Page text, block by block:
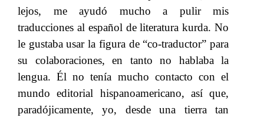
lejos, me ayudó mucho a pulir mis
traducciones al español de literatura kurda. No
le gustaba usar la figura de “co-traductor” para
su colaboraciones, en tanto no hablaba la
lengua. Él no tenía mucho contacto con el
mundo editorial hispanoamericano, así que,
paradójicamente, yo, desde una tierra tan